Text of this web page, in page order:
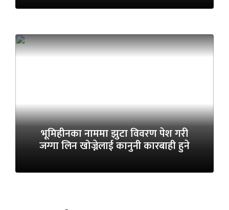
भूमिहीनका नाममा झुटा विवरण पेश गरी
जग्गा लिन खोज्नेलाई कानुनी कारबाही हुने